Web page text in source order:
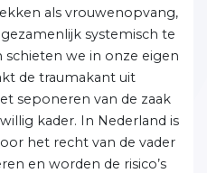
als vrouwenopvang,
systemisch te
we in onze eigen
de traumakant uit
seponeren van de zaak
kader. In Nederland is
het recht van de vader
en worden de risico’s